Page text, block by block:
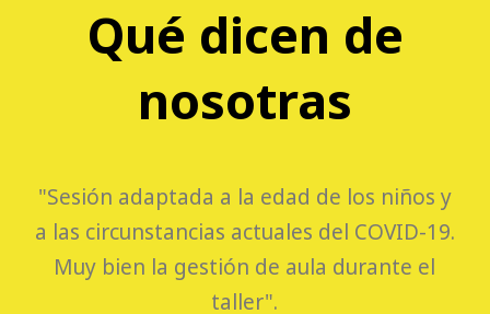
Qué dicen de
nosotras
"Sesión adaptada a la edad de los niños y
a las circunstancias actuales del COVID-19.
Muy bien la gestión de aula durante el
taller".